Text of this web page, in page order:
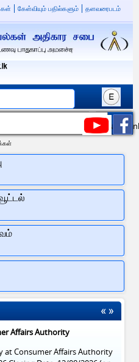
கேள்வியும் பதில்களும் தளவரைபடம்
Affairs Authority
at Consumer Affairs Authority